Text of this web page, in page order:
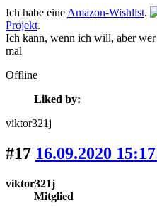
Ich habe eine Amazon-Wishlist.
Projekt.
Ich kann, wenn ich will, aber
mal
Offline
Liked by:
viktor321j
#17 16.09.2020
viktor321j
Mitglied